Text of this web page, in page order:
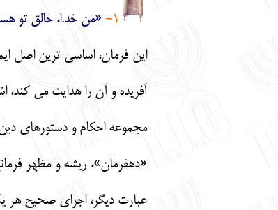
1- «من خد.ا، خالق تو
اين فرمان، اساسي ترين اصل
آفريده و آن را هدايت مي كند،
«دهفرمان»، ريشه و مظهر
عبارت ديگر، اجراي صحيح هر